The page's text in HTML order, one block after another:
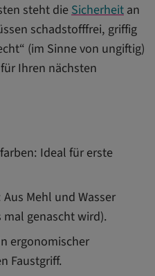
steht dieSicherheitan
schadstofffrei, griffig
(im Sinne von ungiftig)
Ihren nächsten
Ideal für erste
Mehl und Wasser
genascht wird).
ergonomischer
Faustgriff.